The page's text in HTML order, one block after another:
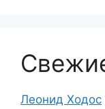
Леонид Ходос